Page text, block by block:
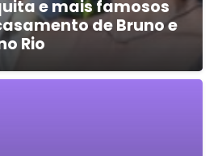
e mais famosos
de Bruno e
Rio